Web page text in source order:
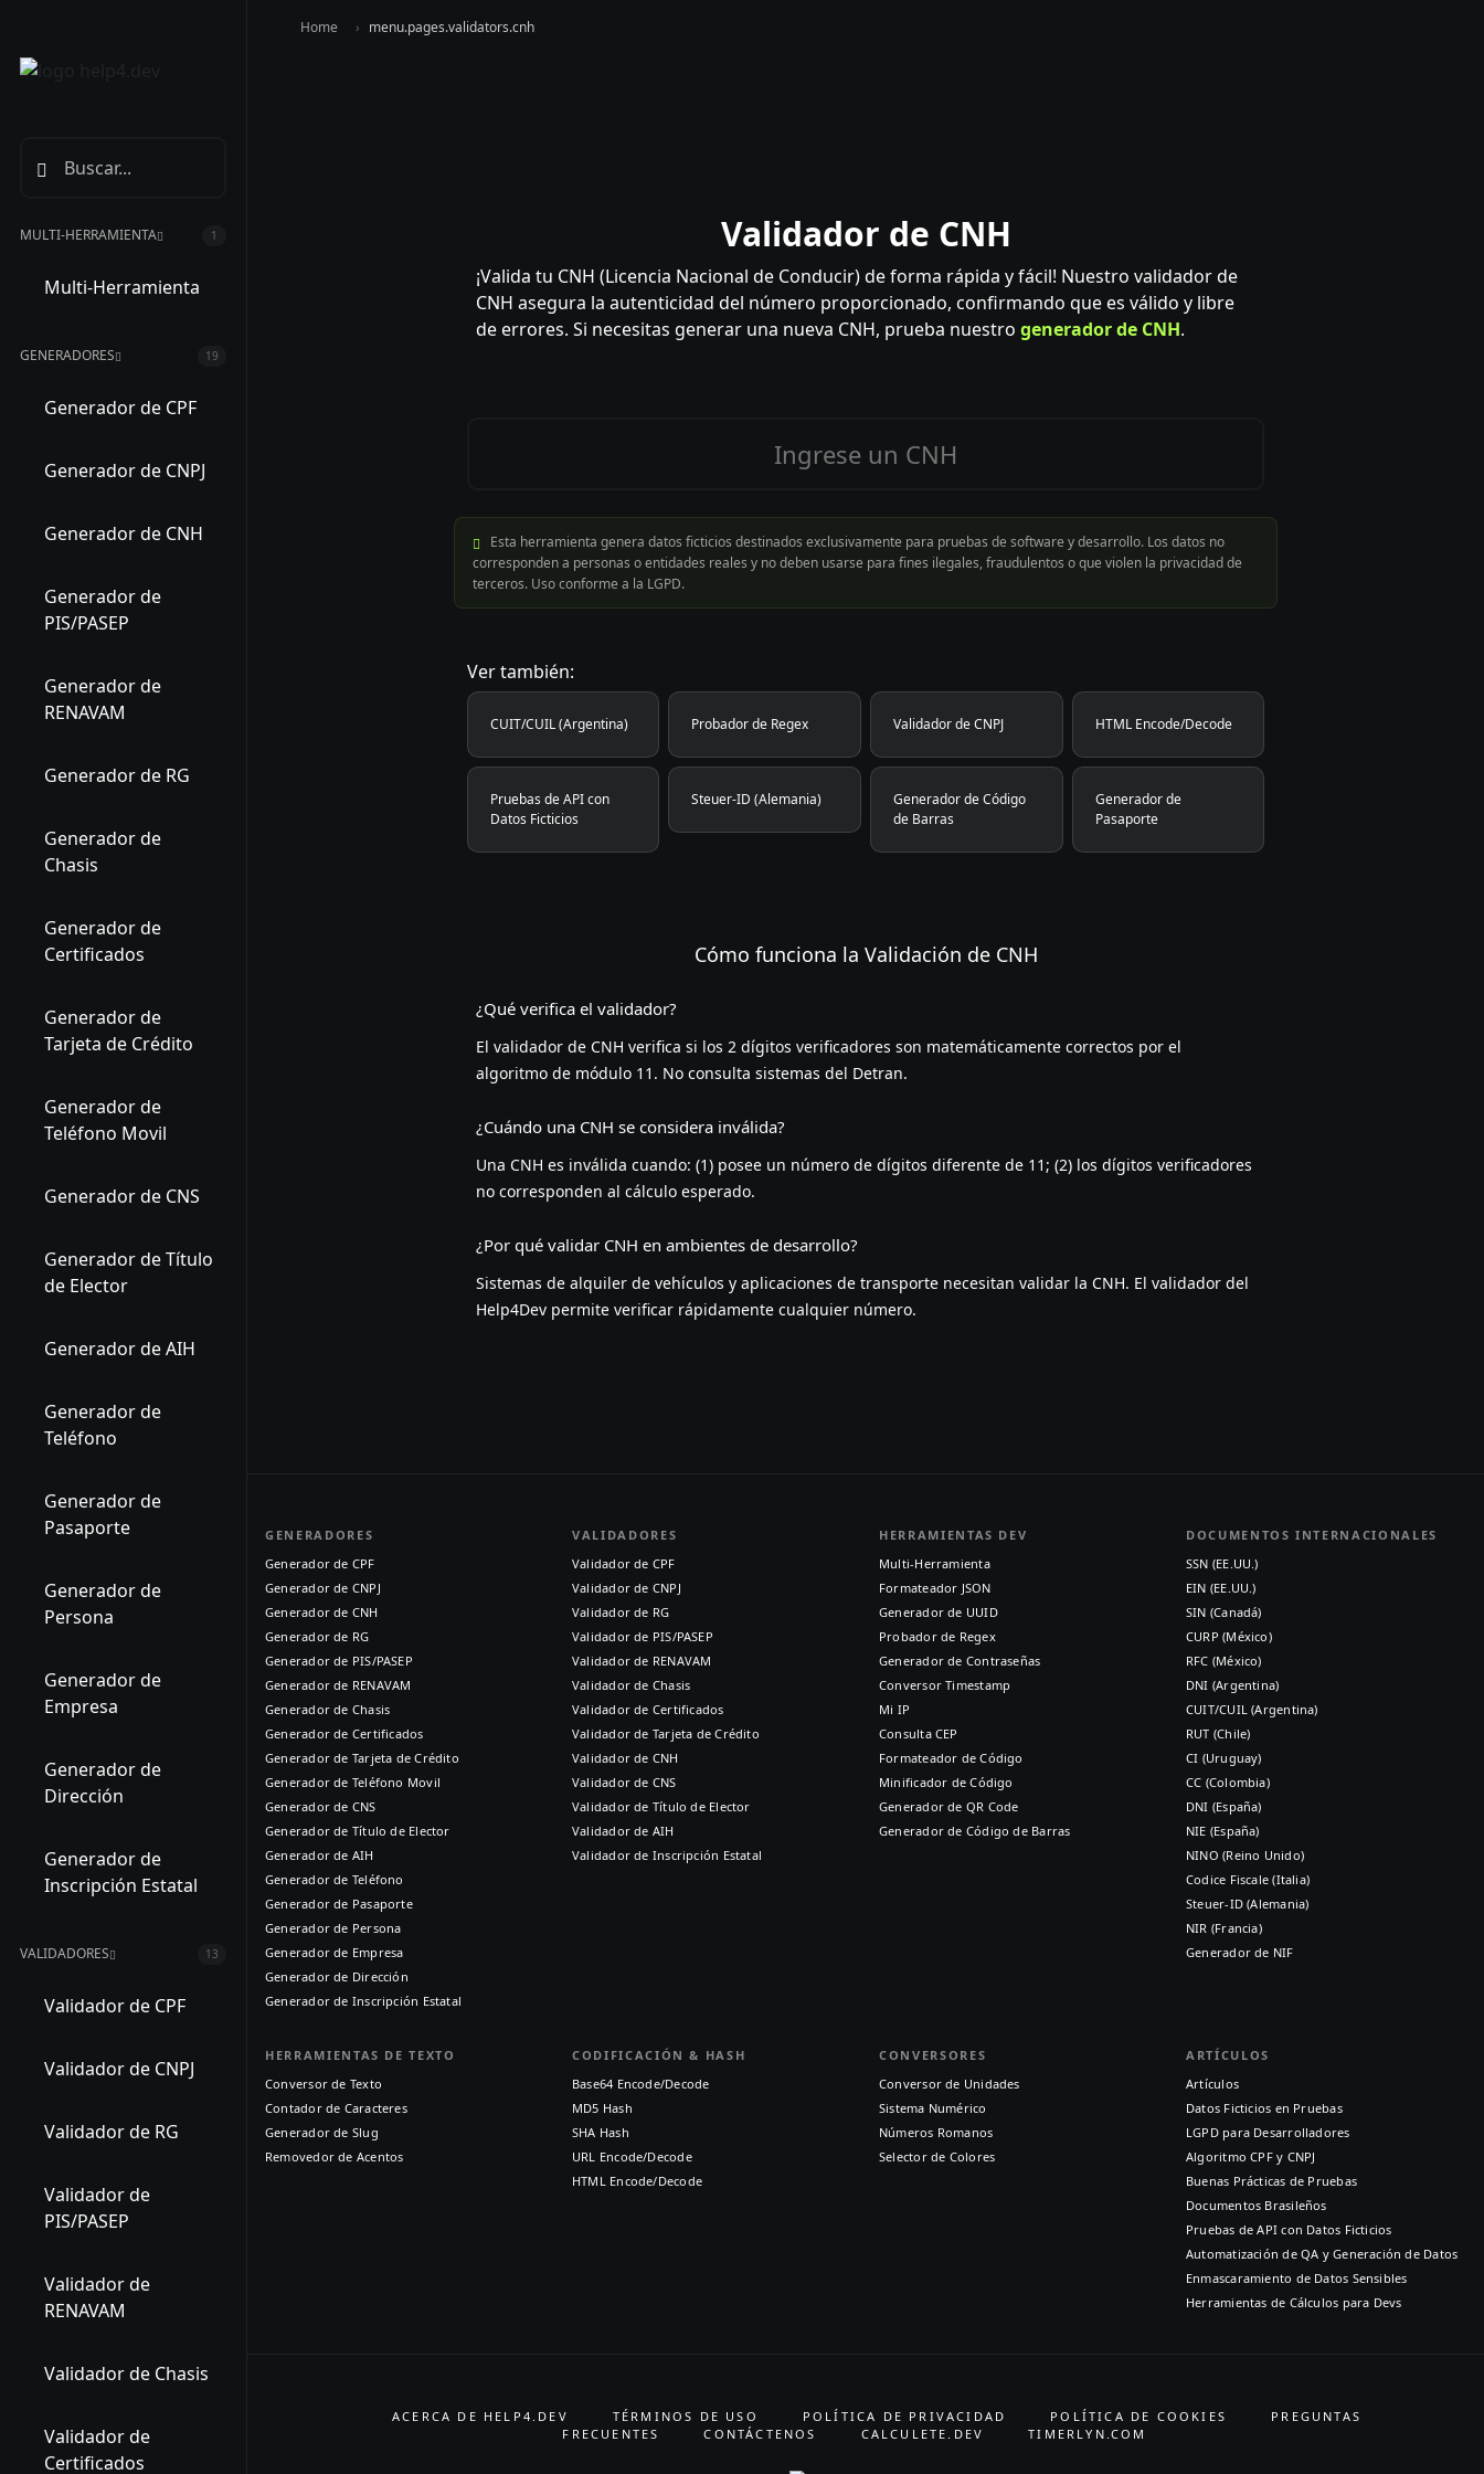
MULTI-HERRAMIENTA 1
Multi-Herramienta
GENERADORES 19
Generador de CPF
Generador de CNPJ
Generador de CNH
Generador de
PIS/PASEP
Generador de
RENAVAM
Generador de RG
Generador de
Chasis
Generador de
Certificados
Generador de
Tarjeta de Crédito
Generador de
Teléfono Movil
Generador de CNS
Generador de Título
de Elector
Generador de AIH
Generador de
Teléfono
Generador de
Pasaporte
Generador de
Persona
Generador de
Empresa
Generador de
Dirección
Generador de
Inscripción Estatal
VALIDADORES 13
Validador de CPF
Validador de CNPJ
Validador de RG
Validador de
PIS/PASEP
Validador de
RENAVAM
Validador de Chasis
Validador de
Certificados
Home menu.pages.validators.cnh
Validador de CNH
¡Valida tu CNH (Licencia Nacional de Conducir) de forma rápida y fácil! Nuestro validador de
CNH asegura la autenticidad del número proporcionado, confirmando que es válido y libre
de errores. Si necesitas generar una nueva CNH, prueba nuestro generador de CNH.
Esta herramienta genera datos ficticios destinados exclusivamente para pruebas de software y desarrollo. Los datos no
corresponden a personas o entidades reales y no deben usarse para fines ilegales, fraudulentos o que violen la privacidad de
terceros. Uso conforme a la LGPD.
Ver también:
CUIT/CUIL (Argentina) Probador de Regex Validador de CNPJ HTML Encode/Decode
Pruebas de API con
Datos Ficticios
Steuer-ID (Alemania)
Generador de Código
de Barras
Generador de
Pasaporte
Cómo funciona la Validación de CNH
¿Qué verifica el validador?
El validador de CNH verifica si los 2 dígitos verificadores son matemáticamente correctos por el
algoritmo de módulo 11. No consulta sistemas del Detran.
¿Cuándo una CNH se considera inválida?
Una CNH es inválida cuando: (1) posee un número de dígitos diferente de 11; (2) los dígitos verificadores
no corresponden al cálculo esperado.
¿Por qué validar CNH en ambientes de desarrollo?
Sistemas de alquiler de vehículos y aplicaciones de transporte necesitan validar la CNH. El validador del
Help4Dev permite verificar rápidamente cualquier número.
GENERADORES
Generador de CPF
Generador de CNPJ
Generador de CNH
Generador de RG
Generador de PIS/PASEP
Generador de RENAVAM
Generador de Chasis
Generador de Certificados
Generador de Tarjeta de Crédito
Generador de Teléfono Movil
Generador de CNS
Generador de Título de Elector
Generador de AIH
Generador de Teléfono
Generador de Pasaporte
Generador de Persona
Generador de Empresa
Generador de Dirección
Generador de Inscripción Estatal
VALIDADORES
Validador de CPF
Validador de CNPJ
Validador de RG
Validador de PIS/PASEP
Validador de RENAVAM
Validador de Chasis
Validador de Certificados
Validador de Tarjeta de Crédito
Validador de CNH
Validador de CNS
Validador de Título de Elector
Validador de AIH
Validador de Inscripción Estatal
HERRAMIENTAS DEV
Multi-Herramienta
Formateador JSON
Generador de UUID
Probador de Regex
Generador de Contraseñas
Conversor Timestamp
Mi IP
Consulta CEP
Formateador de Código
Minificador de Código
Generador de QR Code
Generador de Código de Barras
DOCUMENTOS INTERNACIONALES
SSN (EE.UU.)
EIN (EE.UU.)
SIN (Canadá)
CURP (México)
RFC (México)
DNI (Argentina)
CUIT/CUIL (Argentina)
RUT (Chile)
CI (Uruguay)
CC (Colombia)
DNI (España)
NIE (España)
NINO (Reino Unido)
Codice Fiscale (Italia)
Steuer-ID (Alemania)
NIR (Francia)
Generador de NIF
HERRAMIENTAS DE TEXTO
Conversor de Texto
Contador de Caracteres
Generador de Slug
Removedor de Acentos
CODIFICACIÓN & HASH
Base64 Encode/Decode
MD5 Hash
SHA Hash
URL Encode/Decode
HTML Encode/Decode
CONVERSORES
Conversor de Unidades
Sistema Numérico
Números Romanos
Selector de Colores
ARTÍCULOS
Artículos
Datos Ficticios en Pruebas
LGPD para Desarrolladores
Algoritmo CPF y CNPJ
Buenas Prácticas de Pruebas
Documentos Brasileños
Pruebas de API con Datos Ficticios
Automatización de QA y Generación de Datos
Enmascaramiento de Datos Sensibles
Herramientas de Cálculos para Devs
ACERCA DE HELP4.DEV TÉRMINOS DE USO POLÍTICA DE PRIVACIDAD POLÍTICA DE COOKIES
PREGUNTAS
FRECUENTES
CONTÁCTENOS CALCULETE.DEV TIMERLYN.COM